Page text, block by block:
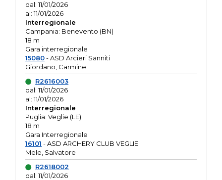
dal: 11/01/2026
al: 11/01/2026
Interregionale
Campania: Benevento (BN)
18 m
Gara interregionale
15080- ASD Arcieri Sanniti
Giordano, Carmine
R2616003
dal: 11/01/2026
al: 11/01/2026
Interregionale
Puglia: Veglie (LE)
18 m
Gara Interregionale
16101 - ASD ARCHERY CLUB VEGLIE
Mele, Salvatore
R2618002
dal: 11/01/2026